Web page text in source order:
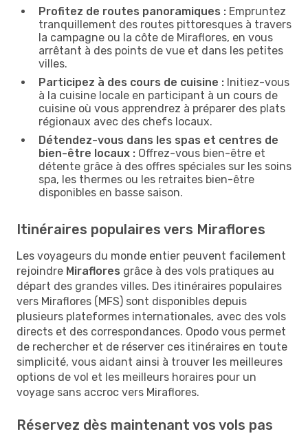
Profitez de routes panoramiques : Empruntez
tranquillement des routes pittoresques à travers
la campagne ou la côte de Miraflores, en vous
arrêtant à des points de vue et dans les petites
villes.
Participez à des cours de cuisine : Initiez-vous
à la cuisine locale en participant à un cours de
cuisine où vous apprendrez à préparer des plats
régionaux avec des chefs locaux.
Détendez-vous dans les spas et centres de
bien-être locaux : Offrez-vous bien-être et
détente grâce à des offres spéciales sur les soins
spa, les thermes ou les retraites bien-être
disponibles en basse saison.
Itinéraires populaires vers Miraflores
Les voyageurs du monde entier peuvent facilement
rejoindre Miraflores grâce à des vols pratiques au
départ des grandes villes. Des itinéraires populaires
vers Miraflores (MFS) sont disponibles depuis
plusieurs plateformes internationales, avec des vols
directs et des correspondances. Opodo vous permet
de rechercher et de réserver ces itinéraires en toute
simplicité, vous aidant ainsi à trouver les meilleures
options de vol et les meilleurs horaires pour un
voyage sans accroc vers Miraflores.
Réservez dès maintenant vos vols pas